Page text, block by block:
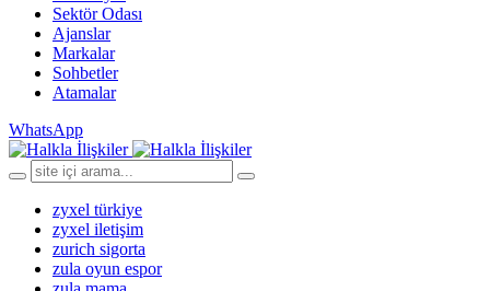
Sektör Odası
Ajanslar
Markalar
Sohbetler
Atamalar
WhatsApp
zyxel türkiye
zyxel iletişim
zurich sigorta
zula oyun espor